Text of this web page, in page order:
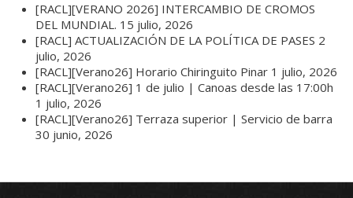
[RACL][VERANO 2026] INTERCAMBIO DE CROMOS
DEL MUNDIAL. 15 julio, 2026
[RACL] ACTUALIZACIÓN DE LA POLÍTICA DE PASES 2
julio, 2026
[RACL][Verano26] Horario Chiringuito Pinar 1 julio, 2026
[RACL][Verano26] 1 de julio | Canoas desde las 17:00h
1 julio, 2026
[RACL][Verano26] Terraza superior | Servicio de barra
30 junio, 2026